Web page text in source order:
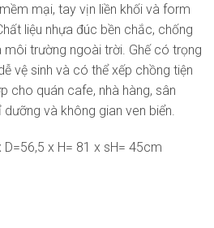
mại, tay vịn liền khối và form
liệu nhựa đúc bền chắc, chống
trường ngoài trời. Ghế có trọng
vệ sinh và có thể xếp chồng tiện
cho quán cafe, nhà hàng, sân
và không gian ven biển.
D=56,5 x H= 81 x sH= 45cm